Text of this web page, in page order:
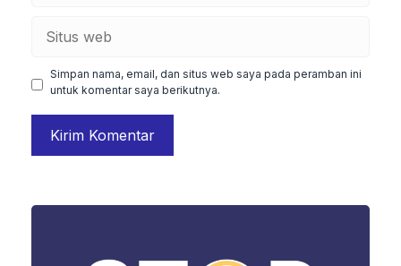
Simpan nama, email, dan situs web saya pada peramban ini
untuk komentar saya berikutnya.